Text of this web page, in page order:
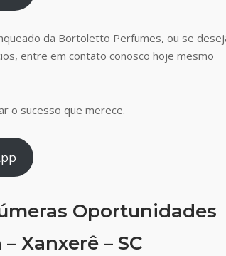
da Bortoletto Perfumes, ou se
entre em contato conosco hoje mesmo
o sucesso que merece.
Oportunidades
Xanxerê – SC